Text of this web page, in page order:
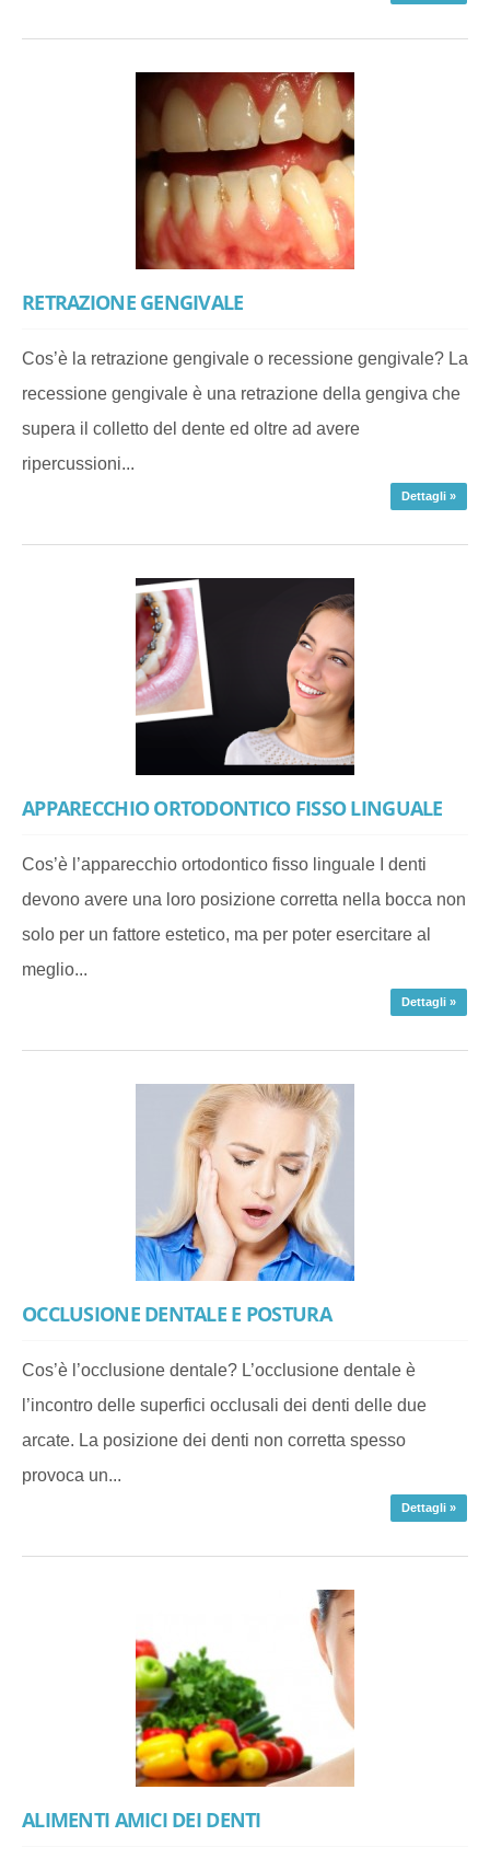
RETRAZIONE GENGIVALE
Cos’è la retrazione gengivale o recessione gengivale? La
recessione gengivale è una retrazione della gengiva che
supera il colletto del dente ed oltre ad avere
ripercussioni...
Dettagli »
APPARECCHIO ORTODONTICO FISSO LINGUALE
Cos’è l’apparecchio ortodontico fisso linguale I denti
devono avere una loro posizione corretta nella bocca non
solo per un fattore estetico, ma per poter esercitare al
meglio...
Dettagli »
OCCLUSIONE DENTALE E POSTURA
Cos’è l’occlusione dentale? L’occlusione dentale è
l’incontro delle superfici occlusali dei denti delle due
arcate. La posizione dei denti non corretta spesso
provoca un...
Dettagli »
ALIMENTI AMICI DEI DENTI